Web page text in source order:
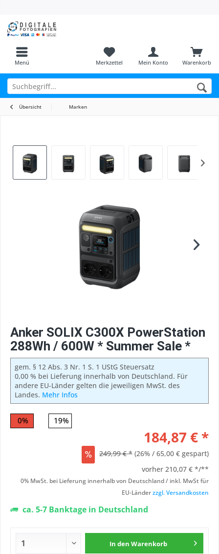
Menü Warenkorb
Merkzettel Mein Konto
Übersicht Marken
Anker SOLIX C300X PowerStation
288Wh / 600W * Summer Sale *
gem. § 12 Abs. 3 Nr. 1 S. 1 UStG Steuersatz
0,00 % bei Lieferung innerhalb von Deutschland. Für
andere EU-Länder gelten die jeweiligen MwSt. des
Landes. Mehr Infos
0% 19%
184,87 € *
249,99 € * (26% / 65,00 € gespart)
vorher 210,07 € */**
0% MwSt. bei Lieferung innerhalb von Deutschland / inkl. MwSt für
EU-Länderzzgl. Versandkosten
ca. 5-7 Banktage in Deutschland
In den Warenkorb